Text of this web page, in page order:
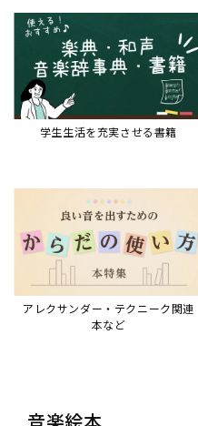
学生生活を充実させる書籍
アレクサンダー・テクニーク関連
本など
音楽絵本